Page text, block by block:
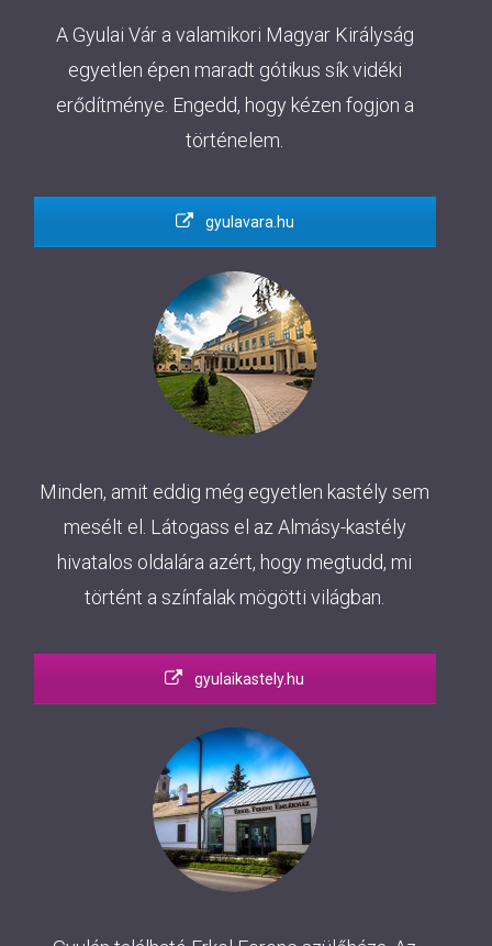
A Gyulai Vár a valamikori Magyar Királyság
egyetlen épen maradt gótikus sík vidéki
erődítménye. Engedd, hogy kézen fogjon a
történelem.
gyulavara.hu
Minden, amit eddig még egyetlen kastély sem
mesélt el. Látogass el az Almásy-kastély
hivatalos oldalára azért, hogy megtudd, mi
történt a színfalak mögötti világban.
gyulaikastely.hu